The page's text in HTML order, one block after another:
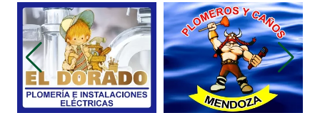
Belleza
Bordados y Estampados